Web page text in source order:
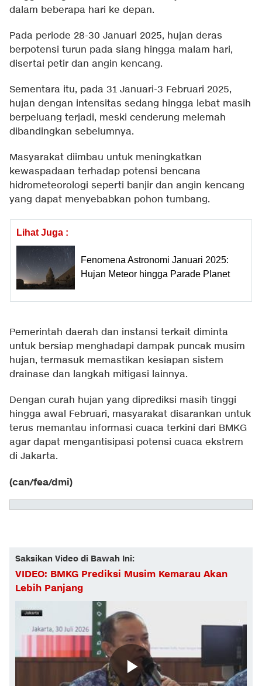
dalam beberapa hari ke depan.
Pada periode 28-30 Januari 2025, hujan deras
berpotensi turun pada siang hingga malam hari,
disertai petir dan angin kencang.
Sementara itu, pada 31 Januari-3 Februari 2025,
hujan dengan intensitas sedang hingga lebat masih
berpeluang terjadi, meski cenderung melemah
dibandingkan sebelumnya.
Masyarakat diimbau untuk meningkatkan
kewaspadaan terhadap potensi bencana
hidrometeorologi seperti banjir dan angin kencang
yang dapat menyebabkan pohon tumbang.
Lihat Juga :
Fenomena Astronomi Januari 2025:
Hujan Meteor hingga Parade Planet
Pemerintah daerah dan instansi terkait diminta
untuk bersiap menghadapi dampak puncak musim
hujan, termasuk memastikan kesiapan sistem
drainase dan langkah mitigasi lainnya.
Dengan curah hujan yang diprediksi masih tinggi
hingga awal Februari, masyarakat disarankan untuk
terus memantau informasi cuaca terkini dari BMKG
agar dapat mengantisipasi potensi cuaca ekstrem
di Jakarta.
(can/fea/dmi)
Saksikan Video di Bawah Ini:
VIDEO: BMKG Prediksi Musim Kemarau Akan
Lebih Panjang